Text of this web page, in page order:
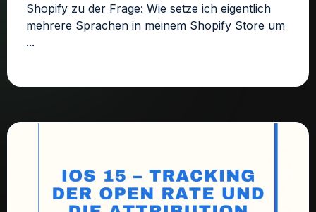
Shopify zu der Frage: Wie setze ich eigentlich
mehrere Sprachen in meinem Shopify Store um
...